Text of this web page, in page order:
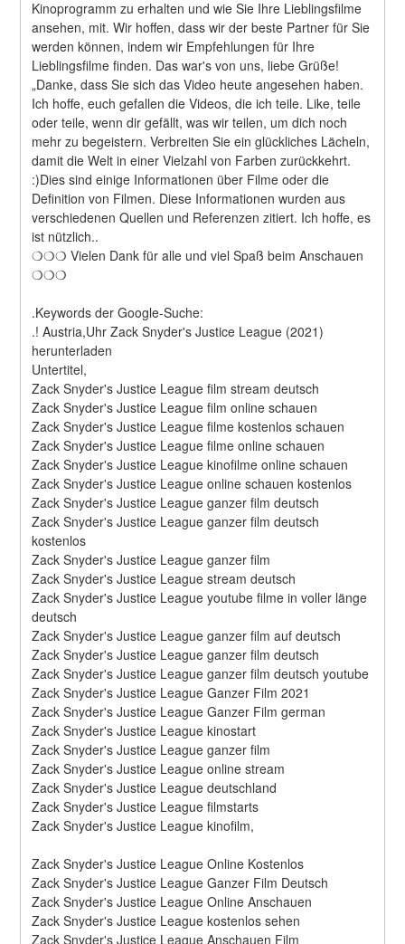
Kinoprogramm zu erhalten und wie Sie Ihre Lieblingsfilme
ansehen, mit. Wir hoffen, dass wir der beste Partner für Sie
werden können, indem wir Empfehlungen für Ihre
Lieblingsfilme finden. Das war's von uns, liebe Grüße!
„Danke, dass Sie sich das Video heute angesehen haben.
Ich hoffe, euch gefallen die Videos, die ich teile. Like, teile
oder teile, wenn dir gefällt, was wir teilen, um dich noch
mehr zu begeistern. Verbreiten Sie ein glückliches Lächeln,
damit die Welt in einer Vielzahl von Farben zurückkehrt.
:)Dies sind einige Informationen über Filme oder die
Definition von Filmen. Diese Informationen wurden aus
verschiedenen Quellen und Referenzen zitiert. Ich hoffe, es
ist nützlich..
❍❍❍ Vielen Dank für alle und viel Spaß beim Anschauen
❍❍❍
.Keywords der Google-Suche:
.! Austria,Uhr Zack Snyder's Justice League (2021)
herunterladen
Untertitel,
Zack Snyder's Justice League film stream deutsch
Zack Snyder's Justice League film online schauen
Zack Snyder's Justice League filme kostenlos schauen
Zack Snyder's Justice League filme online schauen
Zack Snyder's Justice League kinofilme online schauen
Zack Snyder's Justice League online schauen kostenlos
Zack Snyder's Justice League ganzer film deutsch
Zack Snyder's Justice League ganzer film deutsch
kostenlos
Zack Snyder's Justice League ganzer film
Zack Snyder's Justice League stream deutsch
Zack Snyder's Justice League youtube filme in voller länge
deutsch
Zack Snyder's Justice League ganzer film auf deutsch
Zack Snyder's Justice League ganzer film deutsch
Zack Snyder's Justice League ganzer film deutsch youtube
Zack Snyder's Justice League Ganzer Film 2021
Zack Snyder's Justice League Ganzer Film german
Zack Snyder's Justice League kinostart
Zack Snyder's Justice League ganzer film
Zack Snyder's Justice League online stream
Zack Snyder's Justice League deutschland
Zack Snyder's Justice League filmstarts
Zack Snyder's Justice League kinofilm,
Zack Snyder's Justice League Online Kostenlos
Zack Snyder's Justice League Ganzer Film Deutsch
Zack Snyder's Justice League Online Anschauen
Zack Snyder's Justice League kostenlos sehen
Zack Snyder's Justice League Anschauen Film